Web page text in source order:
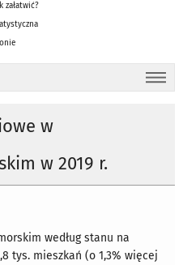
załatwić?
w
w 2019 r.
według stanu na
tys. mieszkań (o 1,3% więcej